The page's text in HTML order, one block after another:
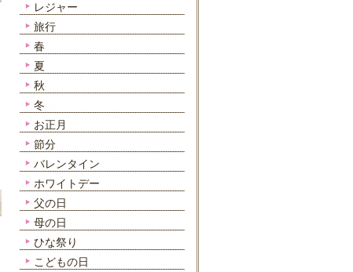
レジャー
旅行
春
夏
秋
冬
お正月
節分
バレンタイン
ホワイトデー
父の日
母の日
ひな祭り
こどもの日